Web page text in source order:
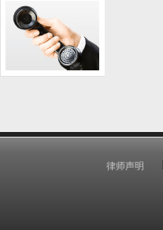
律师声明